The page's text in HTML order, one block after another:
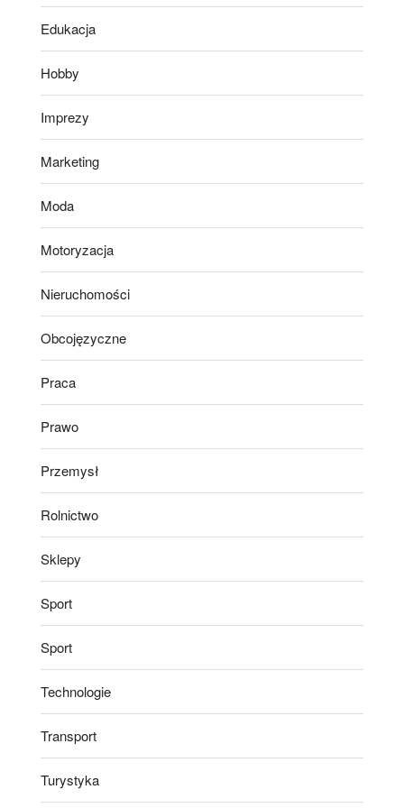
Edukacja
Hobby
Imprezy
Marketing
Moda
Motoryzacja
Nieruchomości
Obcojęzyczne
Praca
Prawo
Przemysł
Rolnictwo
Sklepy
Sport
Sport
Technologie
Transport
Turystyka